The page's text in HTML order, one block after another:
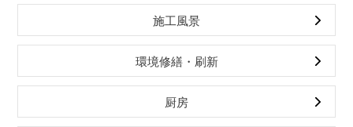
施工風景
環境修繕・刷新
厨房